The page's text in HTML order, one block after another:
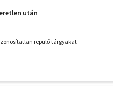
után
repülő tárgyakat